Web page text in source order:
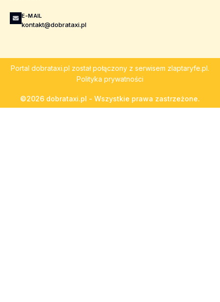
E-MAIL
kontakt@dobrataxi.pl
Portal dobrataxi.pl został połączony z serwisem zlaptaryfe.pl.
Polityka prywatności
©2026 dobrataxi.pl - Wszystkie prawa zastrzeżone.